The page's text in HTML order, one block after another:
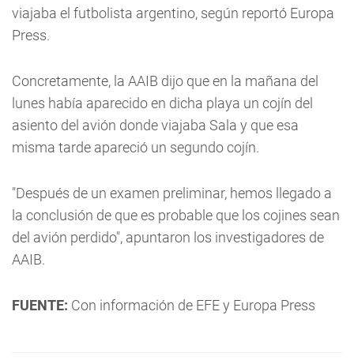
viajaba el futbolista argentino, según reportó Europa
Press.
Concretamente, la AAIB dijo que en la mañana del
lunes había aparecido en dicha playa un cojín del
asiento del avión donde viajaba Sala y que esa
misma tarde apareció un segundo cojín.
"Después de un examen preliminar, hemos llegado a
la conclusión de que es probable que los cojines sean
del avión perdido", apuntaron los investigadores de
AAIB.
FUENTE: Con información de EFE y Europa Press